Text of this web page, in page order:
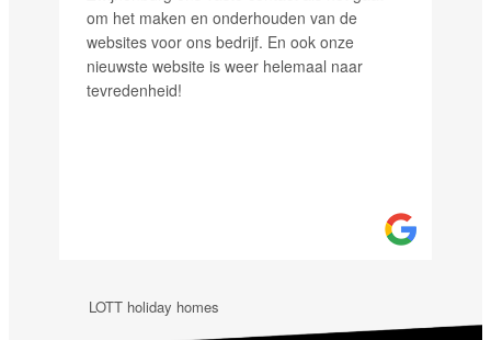
om het maken en onderhouden van de
websites voor ons bedrijf. En ook onze
nieuwste website is weer helemaal naar
tevredenheid!
LOTT holiday homes